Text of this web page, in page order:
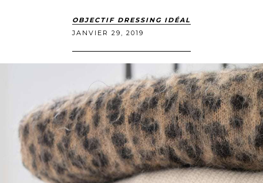
OBJECTIF DRESSING IDÉAL
JANVIER 29, 2019